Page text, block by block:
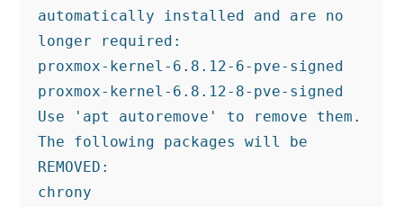
automatically installed and are no
longer required:
proxmox-kernel-6.8.12-6-pve-signed
proxmox-kernel-6.8.12-8-pve-signed
Use 'apt autoremove' to remove them.
The following packages will be
REMOVED:
chrony